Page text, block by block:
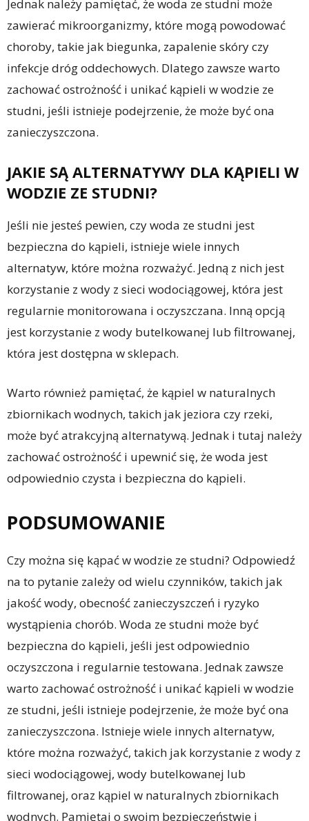
Jednak należy pamiętać, że woda ze studni może
zawierać mikroorganizmy, które mogą powodować
choroby, takie jak biegunka, zapalenie skóry czy
infekcje dróg oddechowych. Dlatego zawsze warto
zachować ostrożność i unikać kąpieli w wodzie ze
studni, jeśli istnieje podejrzenie, że może być ona
zanieczyszczona.
JAKIE SĄ ALTERNATYWY DLA KĄPIELI W
WODZIE ZE STUDNI?
Jeśli nie jesteś pewien, czy woda ze studni jest
bezpieczna do kąpieli, istnieje wiele innych
alternatyw, które można rozważyć. Jedną z nich jest
korzystanie z wody z sieci wodociągowej, która jest
regularnie monitorowana i oczyszczana. Inną opcją
jest korzystanie z wody butelkowanej lub filtrowanej,
która jest dostępna w sklepach.
Warto również pamiętać, że kąpiel w naturalnych
zbiornikach wodnych, takich jak jeziora czy rzeki,
może być atrakcyjną alternatywą. Jednak i tutaj należy
zachować ostrożność i upewnić się, że woda jest
odpowiednio czysta i bezpieczna do kąpieli.
PODSUMOWANIE
Czy można się kąpać w wodzie ze studni? Odpowiedź
na to pytanie zależy od wielu czynników, takich jak
jakość wody, obecność zanieczyszczeń i ryzyko
wystąpienia chorób. Woda ze studni może być
bezpieczna do kąpieli, jeśli jest odpowiednio
oczyszczona i regularnie testowana. Jednak zawsze
warto zachować ostrożność i unikać kąpieli w wodzie
ze studni, jeśli istnieje podejrzenie, że może być ona
zanieczyszczona. Istnieje wiele innych alternatyw,
które można rozważyć, takich jak korzystanie z wody z
sieci wodociągowej, wody butelkowanej lub
filtrowanej, oraz kąpiel w naturalnych zbiornikach
wodnych. Pamiętaj o swoim bezpieczeństwie i